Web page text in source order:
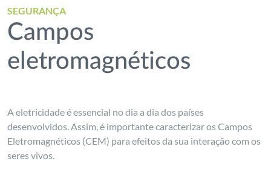
SEGURANÇA
Campos
eletromagnéticos
A eletricidade é essencial no dia a dia dos países
desenvolvidos. Assim, é importante caracterizar os Campos
Eletromagnéticos (CEM) para efeitos da sua interação com os
seres vivos.